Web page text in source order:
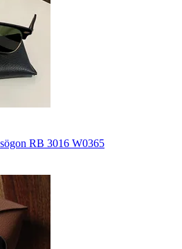
RB 3016 W0365